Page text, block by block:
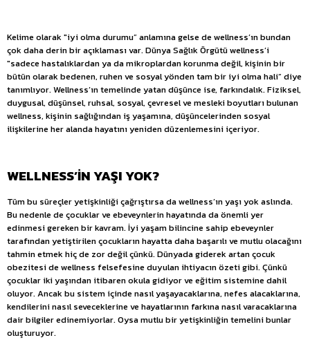
Kelime olarak "iyi olma durumu” anlamına gelse de wellness’ın bundan
çok daha derin bir açıklaması var. Dünya Sağlık Örgütü wellness’i
"sadece hastalıklardan ya da mikroplardan korunma değil, kişinin bir
bütün olarak bedenen, ruhen ve sosyal yönden tam bir iyi olma hali” diye
tanımlıyor. Wellness’ın temelinde yatan düşünce ise, farkındalık. Fiziksel,
duygusal, düşünsel, ruhsal, sosyal, çevresel ve mesleki boyutları bulunan
wellness, kişinin sağlığından iş yaşamına, düşüncelerinden sosyal
ilişkilerine her alanda hayatını yeniden düzenlemesini içeriyor.
WELLNESS’İN YAŞI YOK?
Tüm bu süreçler yetişkinliği çağrıştırsa da wellness’ın yaşı yok aslında.
Bu nedenle de çocuklar ve ebeveynlerin hayatında da önemli yer
edinmesi gereken bir kavram. İyi yaşam bilincine sahip ebeveynler
tarafından yetiştirilen çocukların hayatta daha başarılı ve mutlu olacağını
tahmin etmek hiç de zor değil çünkü. Dünyada giderek artan çocuk
obezitesi de wellness felsefesine duyulan ihtiyacın özeti gibi. Çünkü
çocuklar iki yaşından itibaren okula gidiyor ve eğitim sistemine dahil
oluyor. Ancak bu sistem içinde nasıl yaşayacaklarına, nefes alacaklarına,
kendilerini nasıl seveceklerine ve hayatlarının farkına nasıl varacaklarına
dair bilgiler edinemiyorlar. Oysa mutlu bir yetişkinliğin temelini bunlar
oluşturuyor.